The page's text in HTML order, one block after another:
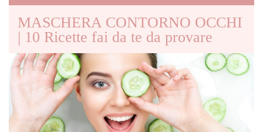
MASCHERA CONTORNO OCCHI
| 10 Ricette fai da te da provare